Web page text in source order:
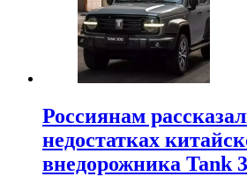
Россиянам
недостатках
внедорожника Tank